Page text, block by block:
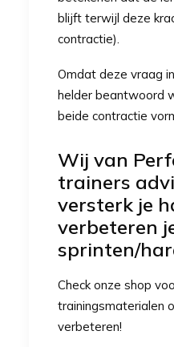
blijft terwijl deze
contractie).
Omdat deze vraag
helder beantwoord
beide contractie
Wij van
trainers
versterk je
verbeteren
sprinten/
Check onze shop
trainingsmaterialen
verbeteren!